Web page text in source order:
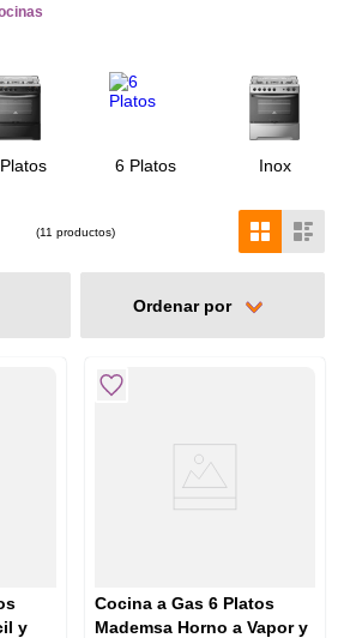
6 Platos Inox
11 productos
y
Cocina a Gas 6 Platos
Mademsa Horno a Vapor y